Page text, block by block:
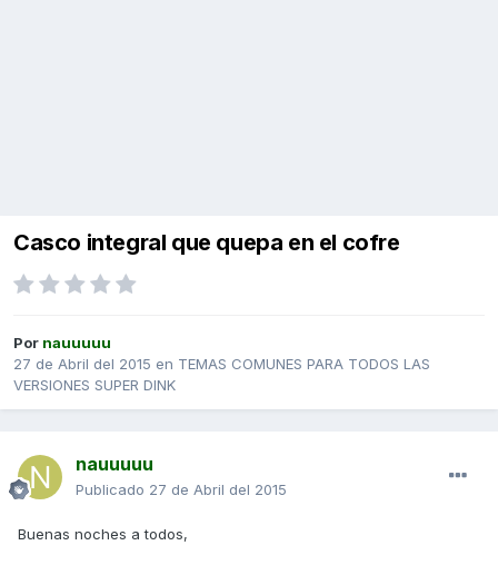
Casco integral que quepa en el cofre
Por nauuuuu
27 de Abril del 2015 en TEMAS COMUNES PARA TODOS LAS
VERSIONES SUPER DINK
nauuuuu
Publicado 27 de Abril del 2015
Buenas noches a todos,